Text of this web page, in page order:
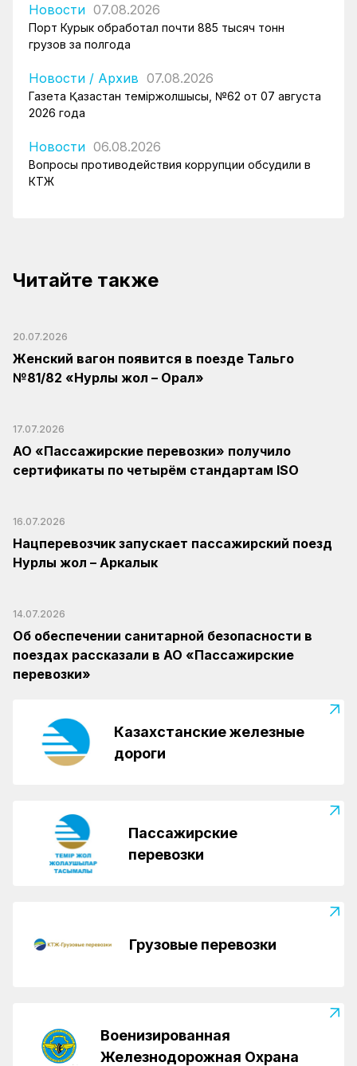
Новости 07.08.2026
Порт Курык обработал почти 885 тысяч тонн
грузов за полгода
Новости / Архив 07.08.2026
Газета Қазақстан теміржолшысы, №62 от 07 августа
2026 года
Новости 06.08.2026
Вопросы противодействия коррупции обсудили в
КТЖ
Читайте также
20.07.2026
Женский вагон появится в поезде Тальго
№81/82 «Нурлы жол – Орал»
17.07.2026
АО «Пассажирские перевозки» получило
сертификаты по четырём стандартам ISO
16.07.2026
Нацперевозчик запускает пассажирский поезд
Нурлы жол – Аркалык
14.07.2026
Об обеспечении санитарной безопасности в
поездах рассказали в АО «Пассажирские
перевозки»
Казахстанские железные
дороги
Пассажирские
перевозки
Грузовые перевозки
Военизированная
Железнодорожная Охрана